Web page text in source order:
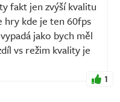
fakt jen zvýší kvalitu
hry kde je ten 60fps
jako bych měl
vs režim kvality je
1